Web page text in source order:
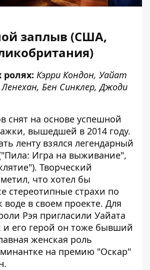
заплыв (США,
ролях: Кэрри Кондон, Уайат
Ленехан, Бен Синклер, Джоди
снят на основе успешной
вышедшей в 2014 году.
ленту взялся легендарный
Игра на выживание",
Творческий
что хотел бы
стереотипные страхи по
в своем проекте. Для
Рэя пригласили Уайата
и его герой он тоже бывший
женская роль
на премию "Оскар"